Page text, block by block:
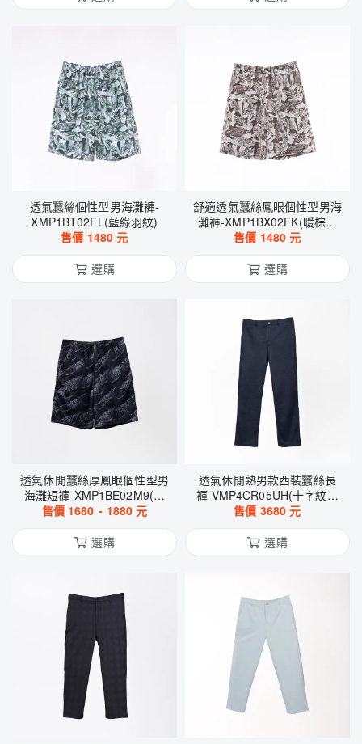
透氣蠶絲個性型男海灘褲-
XMP1BT02FL(藍綠羽紋)
售價 1480 元
選購
舒適透氣蠶絲鳳眼個性型男海
灘褲-XMP1BX02FK(暖棕羽
紋)
售價 1480 元
選購
透氣休閒蠶絲厚鳳眼個性型男
海灘短褲-XMP1BE02M9(飆
速斜紋-黑藍)
售價 1680 - 1880 元
選購
透氣休閒熟男款西裝蠶絲長
褲-VMP4CR05UH(十字紋仿
麻-丈青)
售價 3680 元
選購